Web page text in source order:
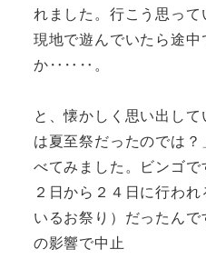
れました。行こう思って
現地で遊んでいたら途中
か‥‥‥。
と、懐かしく思い出し
は夏至祭だったのでは
べてみました。ビンゴ
２日から２４日に行わ
いるお祭り）だったん
の影響で中止